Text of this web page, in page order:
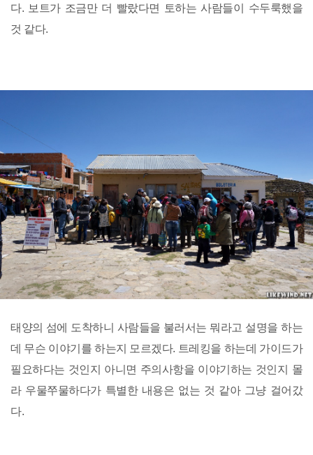
다. 보트가 조금만 더 빨랐다면 토하는 사람들이 수두룩했을
것 같다.
태양의 섬에 도착하니 사람들을 불러서는 뭐라고 설명을 하는
데 무슨 이야기를 하는지 모르겠다. 트레킹을 하는데 가이드가
필요하다는 것인지 아니면 주의사항을 이야기하는 것인지 몰
라 우물쭈물하다가 특별한 내용은 없는 것 같아 그냥 걸어갔
다.